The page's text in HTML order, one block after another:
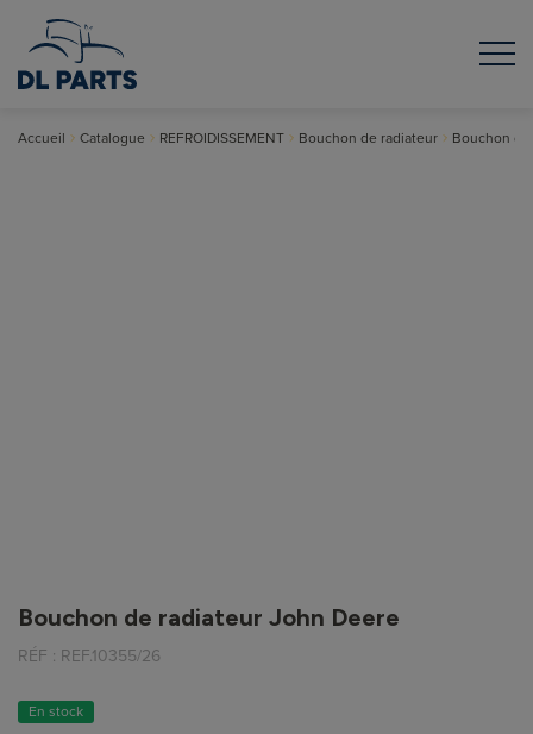
Accueil Catalogue REFROIDISSEMENT Bouchon de radiateur Bouchon
Bouchon de radiateur John Deere
RÉF : REF.10355/26
En stock